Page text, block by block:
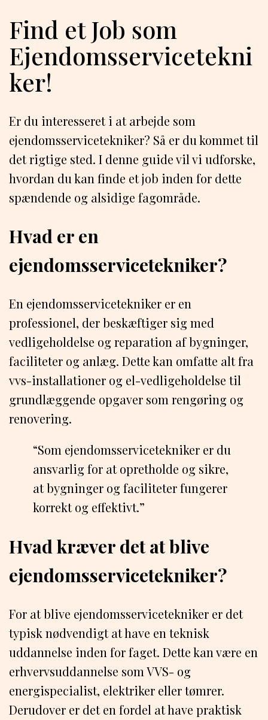
Find et Job som
Ejendomsservicetekni
ker!
Er du interesseret i at arbejde som
ejendomsservicetekniker? Så er du kommet til
det rigtige sted. I denne guide vil vi udforske,
hvordan du kan finde et job inden for dette
spændende og alsidige fagområde.
Hvad er en
ejendomsservicetekniker?
En ejendomsservicetekniker er en
professionel, der beskæftiger sig med
vedligeholdelse og reparation af bygninger,
faciliteter og anlæg. Dette kan omfatte alt fra
vvs-installationer og el-vedligeholdelse til
grundlæggende opgaver som rengøring og
renovering.
“Som ejendomsservicetekniker er du
ansvarlig for at opretholde og sikre,
at bygninger og faciliteter fungerer
korrekt og effektivt.”
Hvad kræver det at blive
ejendomsservicetekniker?
For at blive ejendomsservicetekniker er det
typisk nødvendigt at have en teknisk
uddannelse inden for faget. Dette kan være en
erhvervsuddannelse som VVS- og
energispecialist, elektriker eller tømrer.
Derudover er det en fordel at have praktisk